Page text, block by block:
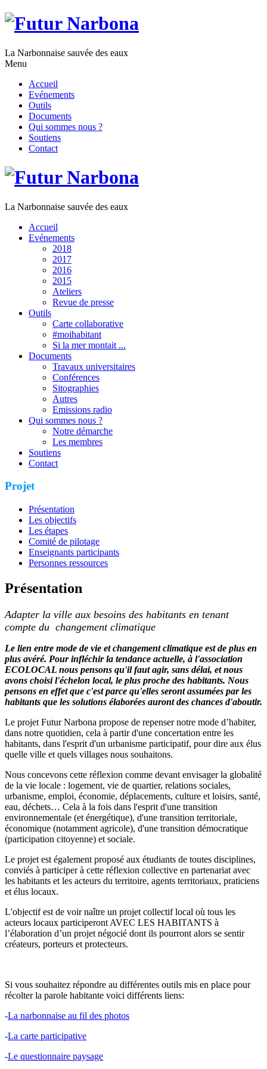
La Narbonnaise sauvée des eaux
Menu
Accueil
Evénements
Outils
Documents
Qui sommes nous ?
Soutiens
Contact
La Narbonnaise sauvée des eaux
Accueil
Evénements
2018
2017
2016
2015
Ateliers
Revue de presse
Outils
Carte collaborative
#moihabitant
Si la mer montait ...
Documents
Travaux universitaires
Conférences
Sitographies
Autres
Emissions radio
Qui sommes nous ?
Notre démarche
Les membres
Soutiens
Contact
Projet
Présentation
Les objectifs
Les étapes
Comité de pilotage
Enseignants participants
Personnes ressources
Présentation
Adapter la ville aux besoins des habitants en tenant
compte du changement climatique
Le lien entre mode de vie et changement climatique est de plus en
plus avéré. Pour infléchir la tendance actuelle, à l'association
ECOLOCAL nous pensons qu'il faut agir, sans délai, et nous
avons choisi l'échelon local, le plus proche des habitants. Nous
pensons en effet que c'est parce qu'elles seront assumées par les
habitants que les solutions élaborées auront des chances d'aboutir.
Le projet Futur Narbona propose de repenser notre mode d’habiter,
dans notre quotidien, cela à partir d'une concertation entre les
habitants, dans l'esprit d'un urbanisme participatif, pour dire aux élus
quelle ville et quels villages nous souhaitons.
Nous concevons cette réflexion comme devant envisager la globalité
de la vie locale : logement, vie de quartier, relations sociales,
urbanisme, emploi, économie, déplacements, culture et loisirs, santé,
eau, déchets… Cela à la fois dans l'esprit d'une transition
environnementale (et énergétique), d'une transition territoriale,
économique (notamment agricole), d'une transition démocratique
(participation citoyenne) et sociale.
Le projet est également proposé aux étudiants de toutes disciplines,
conviés à participer à cette réflexion collective en partenariat avec
les habitants et les acteurs du territoire, agents territoriaux, praticiens
et élus locaux.
L'objectif est de voir naître un projet collectif local où tous les
acteurs locaux participeront AVEC LES HABITANTS à
l’élaboration d’un projet négocié dont ils pourront alors se sentir
créateurs, porteurs et protecteurs.
Si vous souhaitez répondre au différentes outils mis en place pour
récolter la parole habitante voici différents liens:
-La narbonnaise au fil des photos
-La carte participative
-Le questionnaire paysage